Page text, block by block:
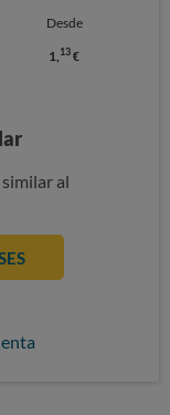
Desde
1, 13 €
al